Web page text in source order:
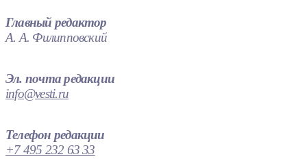
Главный редактор
А. А. Филипповский
Эл. почта редакции
info@vesti.ru
Телефон редакции
+7 495 232 63 33